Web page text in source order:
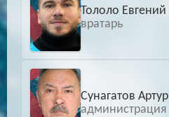
Тололо Евгений
вратарь
Сунагатов Артур
администрация